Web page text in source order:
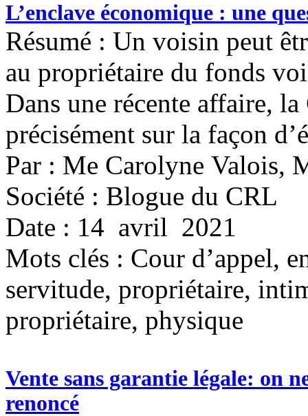
L’enclave économique : une
Résumé : Un voisin peut
au propriétaire du fonds
Dans une récente affaire,
précisément sur la façon
Par : Me Carolyne Valois,
Société : Blogue du CRL
Date : 14 avril 2021
Mots clés : Cour d’appel,
servitude, propriétaire,
propriétaire, physique
Vente sans garantie légale: on
renoncé